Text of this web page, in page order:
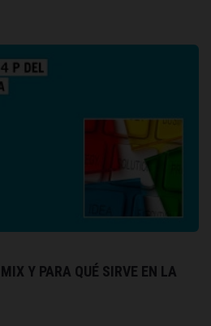
Y PARA QUÉ SIRVE EN LA